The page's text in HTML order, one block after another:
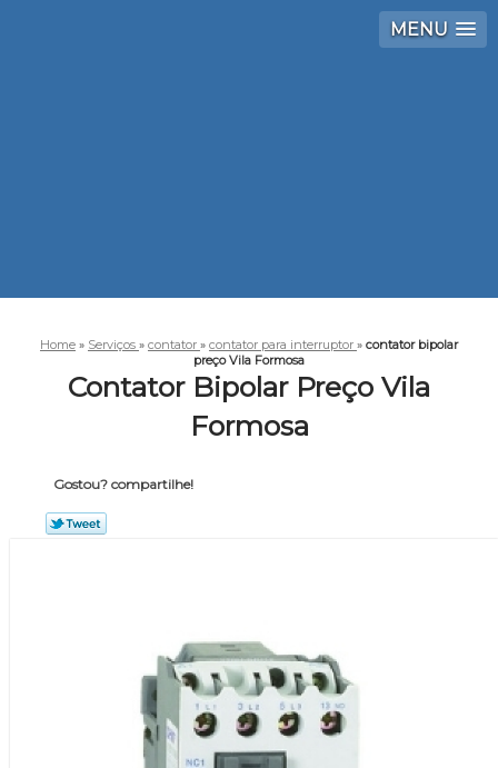
MENU
Home » Serviços » contator » contator para interruptor » contator bipolar
preço Vila Formosa
Contator Bipolar Preço Vila
Formosa
Gostou? compartilhe!